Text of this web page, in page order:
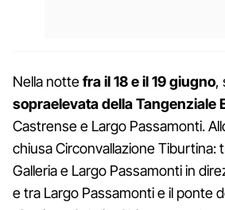
Nella nottefra il 18 e il 19 giugno,
sopraelevata della Tangenziale
Castrense e Largo Passamonti.
chiusa Circonvallazione Tiburtina:
Galleria e Largo Passamonti in
e tra Largo Passamonti e il ponte